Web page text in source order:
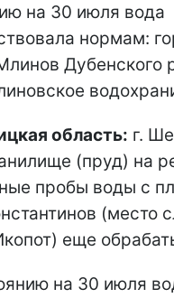
на 30 июля вода
нормам:
Дубенского
область: г.
(пруд) на
пробы воды с
(место
еще
на 30 июля